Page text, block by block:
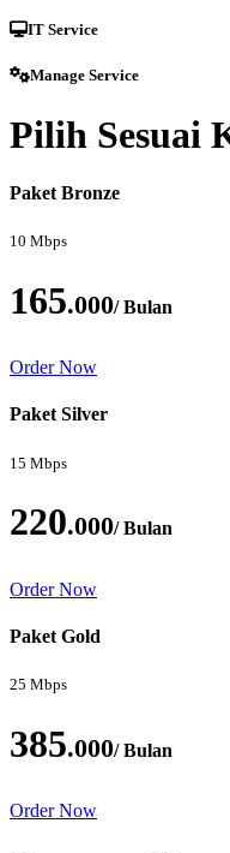
IT Service
Manage Service
Pilih Sesuai
Paket Bronze
10 Mbps
165.000/ Bulan
Order Now
Paket Silver
15 Mbps
220.000/ Bulan
Order Now
Paket Gold
25 Mbps
385.000/ Bulan
Order Now